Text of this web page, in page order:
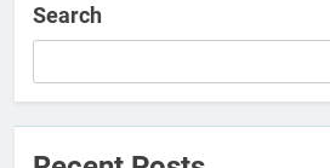
Search